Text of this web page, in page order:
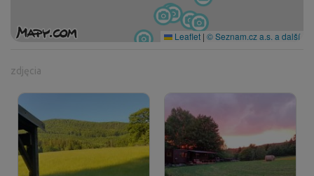
Leaflet | © Seznam.cz a.s. a další
zdjęcia